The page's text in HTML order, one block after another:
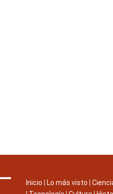
Inicio Lo más visto